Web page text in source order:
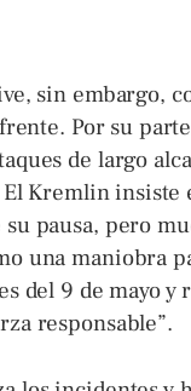
sin embargo,
Por su
de largo
Kremlin insiste
pausa, pero
una maniobra
del 9 de mayo y
responsable”.